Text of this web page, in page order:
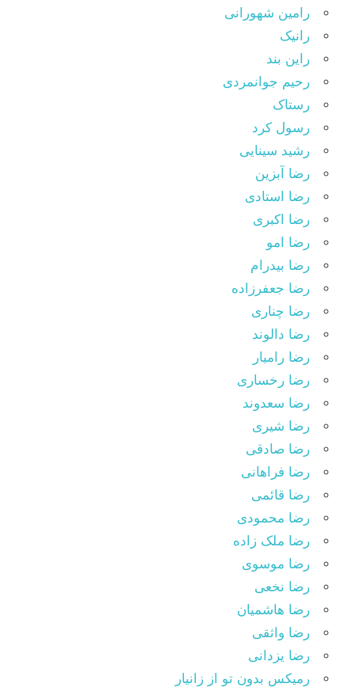
رامین شهورانی
رانیک
راین بند
رحیم جوانمردی
رستاک
رسول کرد
رشید سینایی
رضا آبزین
رضا استادی
رضا اکبری
رضا امو
رضا بیدرام
رضا جعفرزاده
رضا چناری
رضا دالوند
رضا رامیار
رضا رخساری
رضا سعدوند
رضا شیری
رضا صادقی
رضا فراهانی
رضا قائمی
رضا محمودی
رضا ملک زاده
رضا موسوی
رضا نخعی
رضا هاشمیان
رضا واثقی
رضا یزدانی
رمیکس بدون تو از زانیار